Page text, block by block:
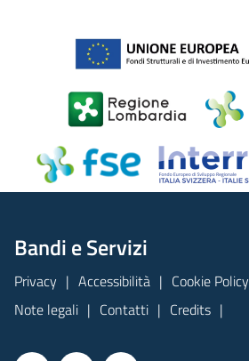
Bandi e Servizi
Privacy Accessibilità
Cookie Policy
Note legali
Contatti Credits